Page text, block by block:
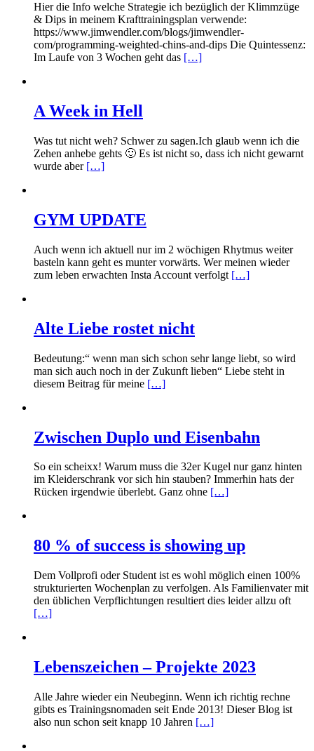
Hier die Info welche Strategie ich bezüglich der Klimmzüge
& Dips in meinem Krafttrainingsplan verwende:
https://www.jimwendler.com/blogs/jimwendler-
com/programming-weighted-chins-and-dips Die Quintessenz:
Im Laufe von 3 Wochen geht das […]
A Week in Hell
Was tut nicht weh? Schwer zu sagen.Ich glaub wenn ich die
Zehen anhebe gehts 🙂 Es ist nicht so, dass ich nicht gewarnt
wurde aber […]
GYM UPDATE
Auch wenn ich aktuell nur im 2 wöchigen Rhytmus weiter
basteln kann geht es munter vorwärts. Wer meinen wieder
zum leben erwachten Insta Account verfolgt […]
Alte Liebe rostet nicht
Bedeutung:“ wenn man sich schon sehr lange liebt, so wird
man sich auch noch in der Zukunft lieben“ Liebe steht in
diesem Beitrag für meine […]
Zwischen Duplo und Eisenbahn
So ein scheixx! Warum muss die 32er Kugel nur ganz hinten
im Kleiderschrank vor sich hin stauben? Immerhin hats der
Rücken irgendwie überlebt. Ganz ohne […]
80 % of success is showing up
Dem Vollprofi oder Student ist es wohl möglich einen 100%
strukturierten Wochenplan zu verfolgen. Als Familienvater mit
den üblichen Verpflichtungen resultiert dies leider allzu oft
[…]
Lebenszeichen – Projekte 2023
Alle Jahre wieder ein Neubeginn. Wenn ich richtig rechne
gibts es Trainingsnomaden seit Ende 2013! Dieser Blog ist
also nun schon seit knapp 10 Jahren […]